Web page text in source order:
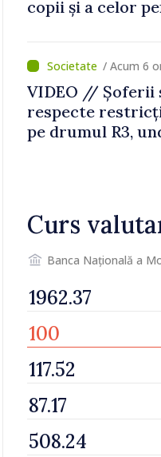
copii și a celor
/ Acum 6
VIDEO // Șoferii
respecte
pe drumul R3,
Curs
Banca Națională a